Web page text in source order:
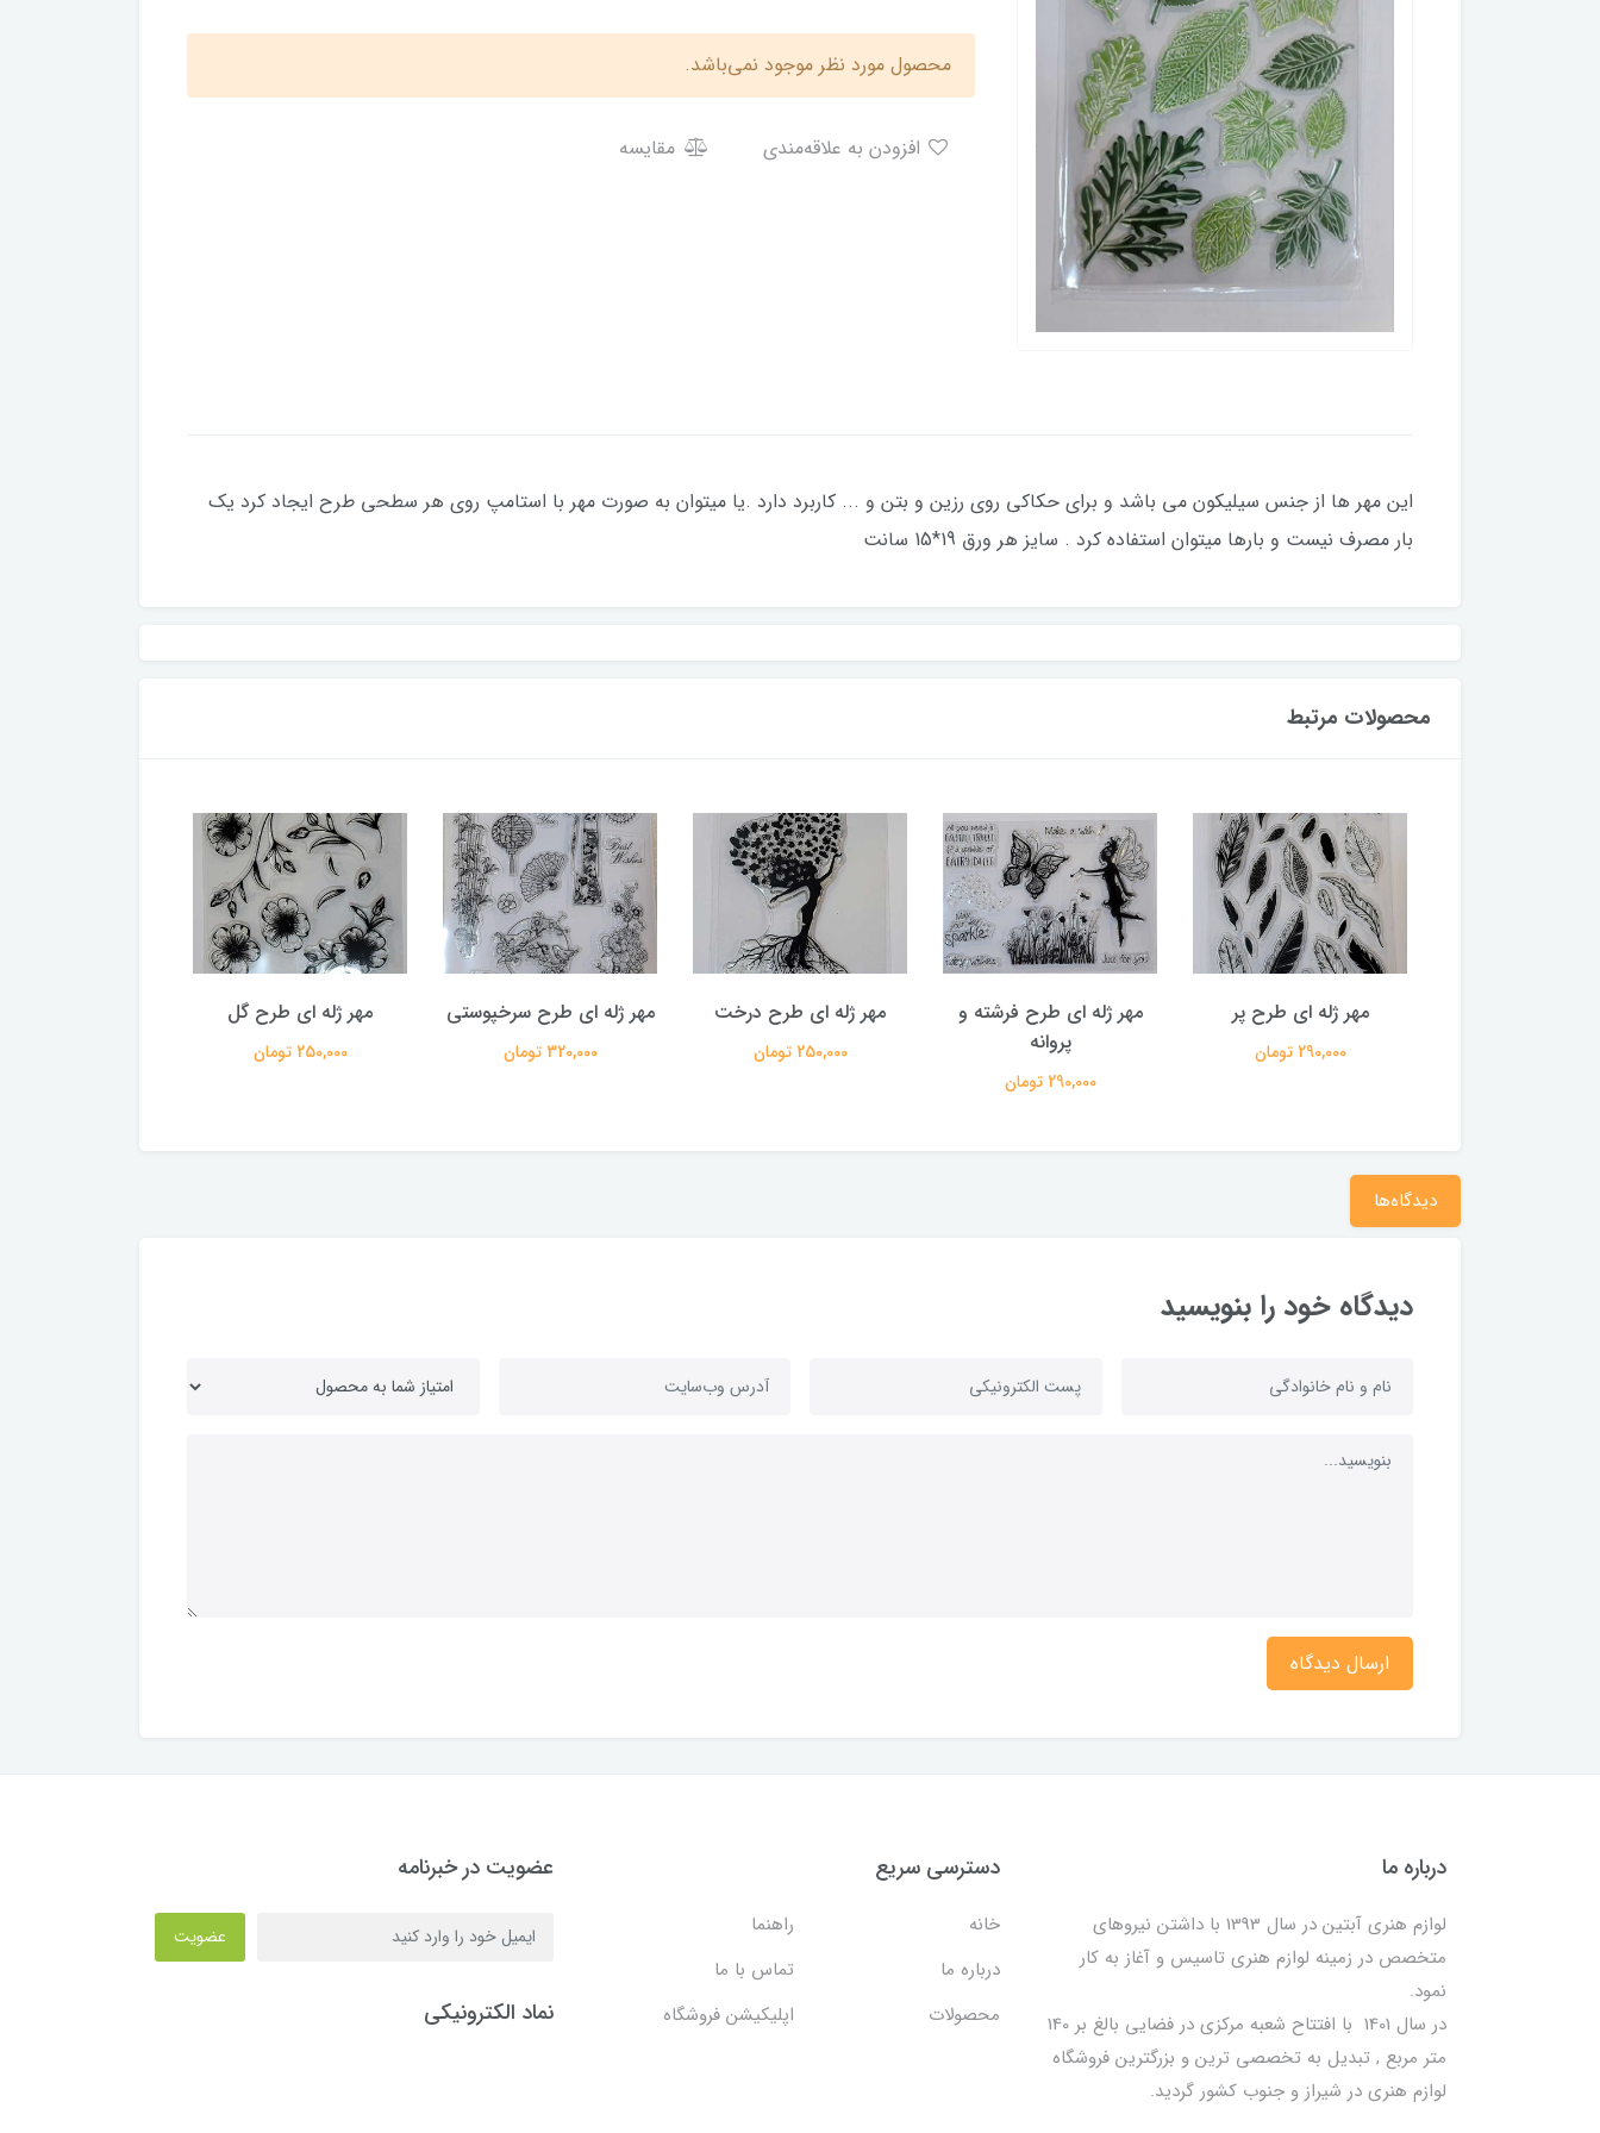
محصول مورد نظر موجود نمی‌باشد.
مقایسه
این مهر ها از جنس سیلیکون می باشد و برای حکاکی روی رزین و بتن و ... کاربرد دارد .یا میتوان به صورت مهر با استامپ روی هر سطحی طرح ایجاد کرد یک
بار مصرف نیست و بارها میتوان استفاده کرد . سایز هر ورق 19*15 سانت
محصولات مرتبط
مهر ژله ای طرح پر
290,000 تومان
مهر ژله ای طرح فرشته و
پروانه
290,000 تومان
مهر ژله ای طرح درخت
250,000 تومان
مهر ژله ای طرح سرخپوستی
320,000 تومان
مهر ژله ای طرح گل
250,000 تومان
دیدگاه‌ها
دیدگاه خود را بنویسید
ارسال دیدگاه
درباره ما
لوازم هنری آبتین در سال 1393 با داشتن نیروهای
متخصص در زمینه لوازم هنری تاسیس و آغاز به کار
نمود.
در سال 1401 با افتتاح شعبه مرکزی در فضایی بالغ بر 140
متر مربع , تبدیل به تخصصی ترین و بزرگترین فروشگاه
لوازم هنری در شیراز و جنوب کشور گردید.
دسترسی سریع
خانه
راهنما
درباره ما
تماس با ما
محصولات
اپلیکیشن فروشگاه
عضویت در خبرنامه
عضویت
نماد الکترونیکی